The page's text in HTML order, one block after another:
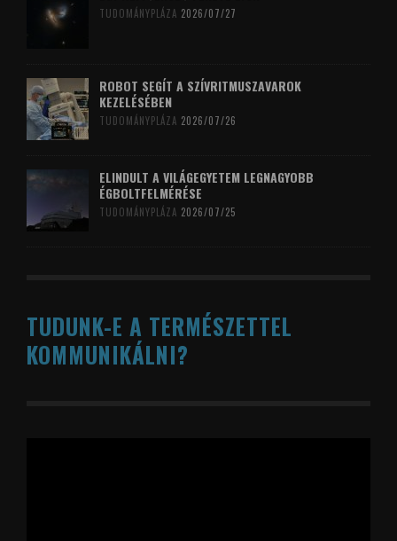
TUDOMÁNYPLÁZA 2026/07/27
ROBOT SEGÍT A SZÍVRITMUSZAVAROK
KEZELÉSÉBEN
TUDOMÁNYPLÁZA 2026/07/26
ELINDULT A VILÁGEGYETEM LEGNAGYOBB
ÉGBOLTFELMÉRÉSE
TUDOMÁNYPLÁZA 2026/07/25
TUDUNK-E A TERMÉSZETTEL
KOMMUNIKÁLNI?